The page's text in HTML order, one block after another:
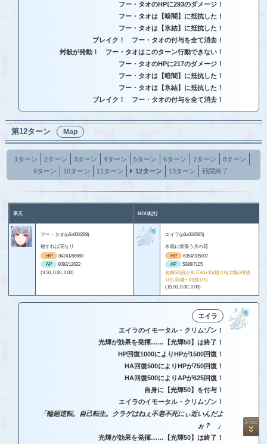
フー・タオのHPに293のダメージ！
フー・タオは【暗闇】に抵抗した！
フー・タオは【氷結】に抵抗した！
ブレイク！ フー・タオの付与を全て消去！
封殺が発動！ フー・タオはこのターン行動できない！
フー・タオのHPに217のダメージ！
フー・タオは【暗闇】に抵抗した！
フー・タオは【氷結】に抵抗した！
ブレイク！ フー・タオの付与を全て消去！
第12ターン Map
1ターン 2ターン 3ターン 4ターン 5ターン 6ターン 7ターン
8ターン
9ターン
10ターン 11ターン 12ターン 13ターン 戦闘終了
旱天 ROO紀行
フー・タオ(p3x008299)
秘すれば花なり
HP
84241/88688
AP
8092/12622
(3.50, 0.00, 0.00)
エイラ(p3x008595)
水底に揺蕩う月の花
HP
6354/105007
AP
5386/7105
光輝50(残り8) EXA+15(残り6) 封殺20(残
り6) 回避+12(残り6)
(15.00, 0.00, 0.00)
エイラ
エイラのイモータル・クリムゾン！
光輝が効果を発揮……【光輝50】は終了！
HP回復1000によりHPが1500回復！
HA回復500によりHPが750回復！
HA回復500によりAPが625回復！
自身に【光輝50】を付与！
エイラのイモータル・クリムゾン！
「輪廻逆転。自己転生。クラゲはねぇ不老不死にぃ近いんだよ
ぉ？ 」
光輝が効果を発揮……【光輝50】は終了！